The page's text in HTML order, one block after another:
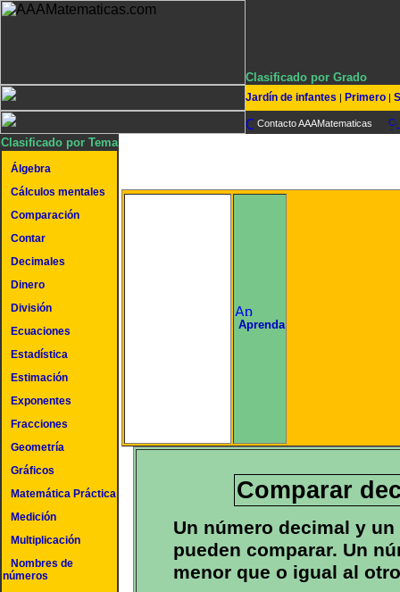
Clasificado por Grado
Jardín de infantes | Primero |
Contacto AAAMatematicas
Clasificado por Tema
Álgebra
Cálculos mentales
Comparación
Contar
Decimales
Dinero
División
Ecuaciones
Estadística
Estimación
Exponentes
Fracciones
Geometría
Gráficos
Matemática Práctica
Medición
Multiplicación
Nombres de
números
Aprenda
Comparar
Un número decimal y
pueden comparar. Un
menor que o igual al